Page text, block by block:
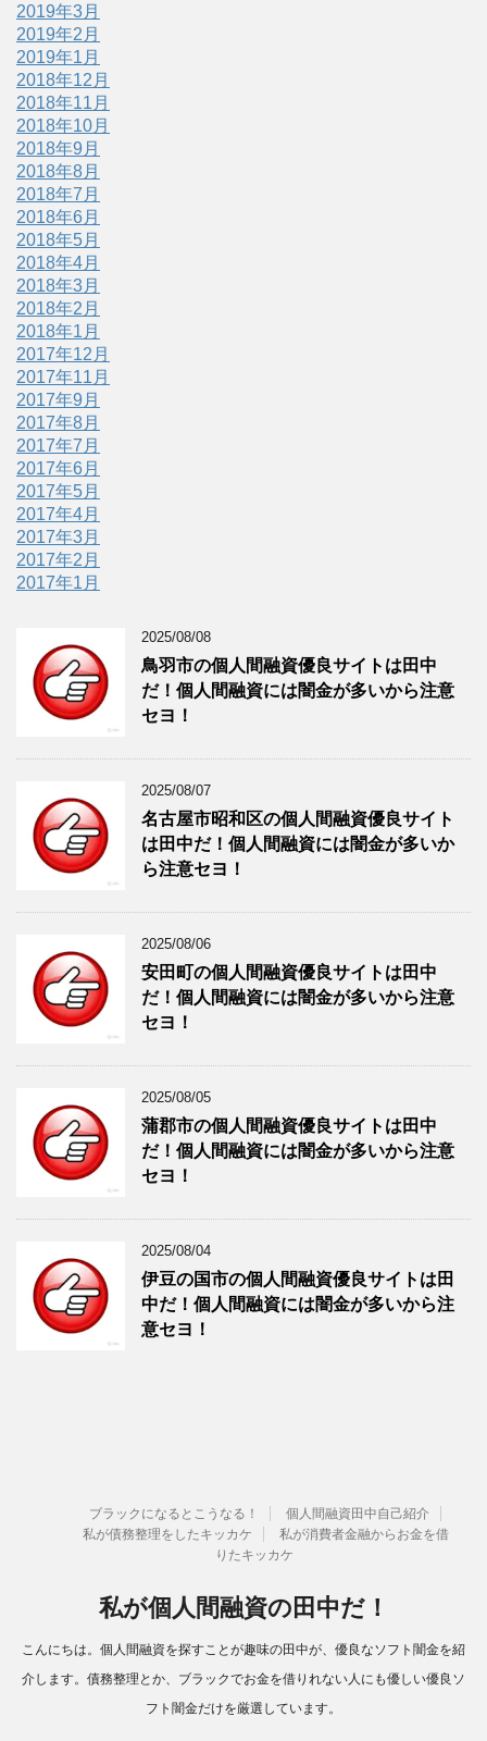
2019年3月
2019年2月
2019年1月
2018年12月
2018年11月
2018年10月
2018年9月
2018年8月
2018年7月
2018年6月
2018年5月
2018年4月
2018年3月
2018年2月
2018年1月
2017年12月
2017年11月
2017年9月
2017年8月
2017年7月
2017年6月
2017年5月
2017年4月
2017年3月
2017年2月
2017年1月
2025/08/08
鳥羽市の個人間融資優良サイトは田中
だ！個人間融資には闇金が多いから注意
セヨ！
2025/08/07
名古屋市昭和区の個人間融資優良サイト
は田中だ！個人間融資には闇金が多いか
ら注意セヨ！
2025/08/06
安田町の個人間融資優良サイトは田中
だ！個人間融資には闇金が多いから注意
セヨ！
2025/08/05
蒲郡市の個人間融資優良サイトは田中
だ！個人間融資には闇金が多いから注意
セヨ！
2025/08/04
伊豆の国市の個人間融資優良サイトは田
中だ！個人間融資には闇金が多いから注
意セヨ！
ブラックになるとこうなる！
個人間融資田中自己紹介
私が債務整理をしたキッカケ
私が消費者金融からお金を借
りたキッカケ
私が個人間融資の田中だ！
こんにちは。個人間融資を探すことが趣味の田中が、優良なソフト闇金を紹
介します。債務整理とか、ブラックでお金を借りれない人にも優しい優良ソ
フト闇金だけを厳選しています。